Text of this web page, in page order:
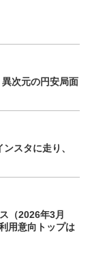
次元の円安局面
スタに走り、
（2026年3月
用意向トップは